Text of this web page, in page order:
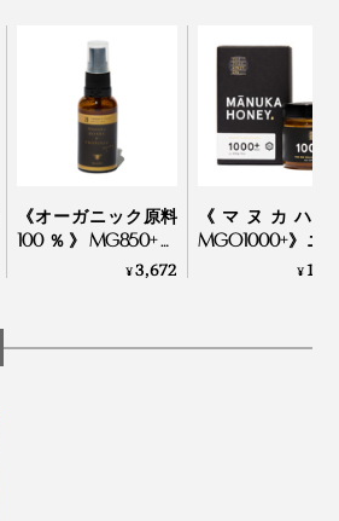
ングするとより効果的。磨いた後
よさを知ると、『SOLADEY』で
楽しくなるはずです。
気分に合わせて、自分好みの“磨き
も、私にとっては歯磨きの楽しみ
《オーガニック原料
100％》MG850+マ
ヌカハニー配合、ア
¥3,672
《マヌカハ
MGO1000+》ニ
ジーランド政
¥